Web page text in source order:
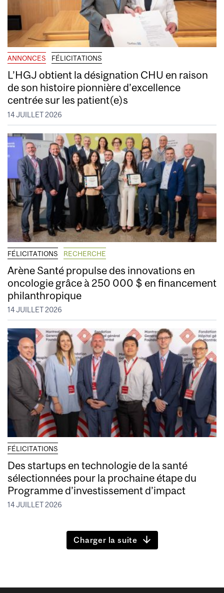
ANNONCES FÉLICITATIONS
L’HGJ obtient la désignation CHU en raison
de son histoire pionnière d’excellence
centrée sur les patient(e)s
14 JUILLET 2026
FÉLICITATIONS RECHERCHE
Arène Santé propulse des innovations en
oncologie grâce à 250 000 $ en financement
philanthropique
14 JUILLET 2026
FÉLICITATIONS
Des startups en technologie de la santé
sélectionnées pour la prochaine étape du
Programme d’investissement d’impact
14 JUILLET 2026
Charger la suite